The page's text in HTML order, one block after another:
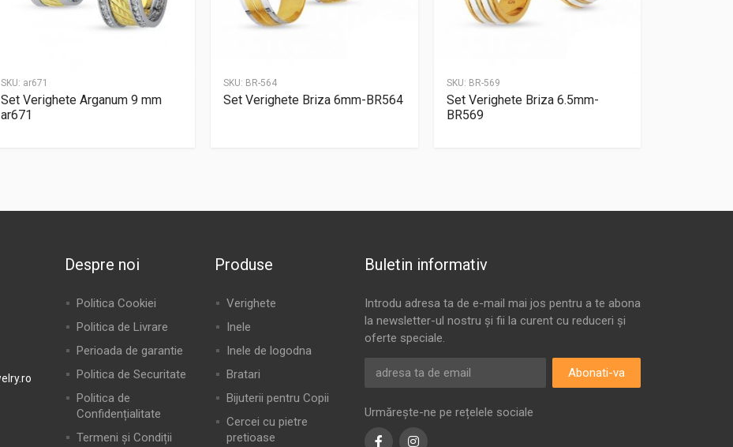
SKU: ar671
Set Verighete Arganum 9 mm
ar671
SKU: BR-564
Set Verighete Briza 6mm-BR564
SKU: BR-569
Set Verighete Briza 6.5mm-
BR569
Despre noi
Politica Cookiei
Politica de Livrare
Perioada de garantie
Politica de Securitate
Politica de
Confidențialitate
Termeni și Condiții
Produse
Verighete
Inele
Inele de logodna
Bratari
Bijuterii pentru Copii
Cercei cu pietre
pretioase
Buletin informativ
Introdu adresa ta de e-mail mai jos pentru a te abona
la newsletter-ul nostru și fii la curent cu reduceri și
oferte speciale.
Abonati-va
Urmărește-ne pe rețelele sociale